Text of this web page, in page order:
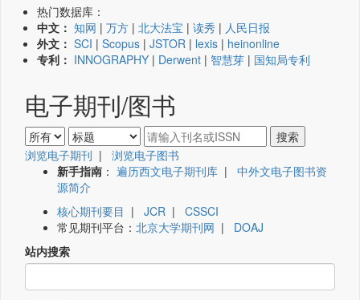
热门数据库：
中文： 知网 | 万方 | 北大法宝 | 读秀 | 人民日报
外文： SCI | Scopus | JSTOR | lexis | heinonline
专利： INNOGRAPHY | Derwent | 智慧芽 | 国知局专利
电子期刊/图书
浏览电子期刊 | 浏览电子图书
新手指南 ： 遍历西文电子期刊库 | 中外文电子图书资
源简介
核心期刊要目 | JCR | CSSCI
常见期刊平台： 北京大学期刊网 | DOAJ
站内搜索